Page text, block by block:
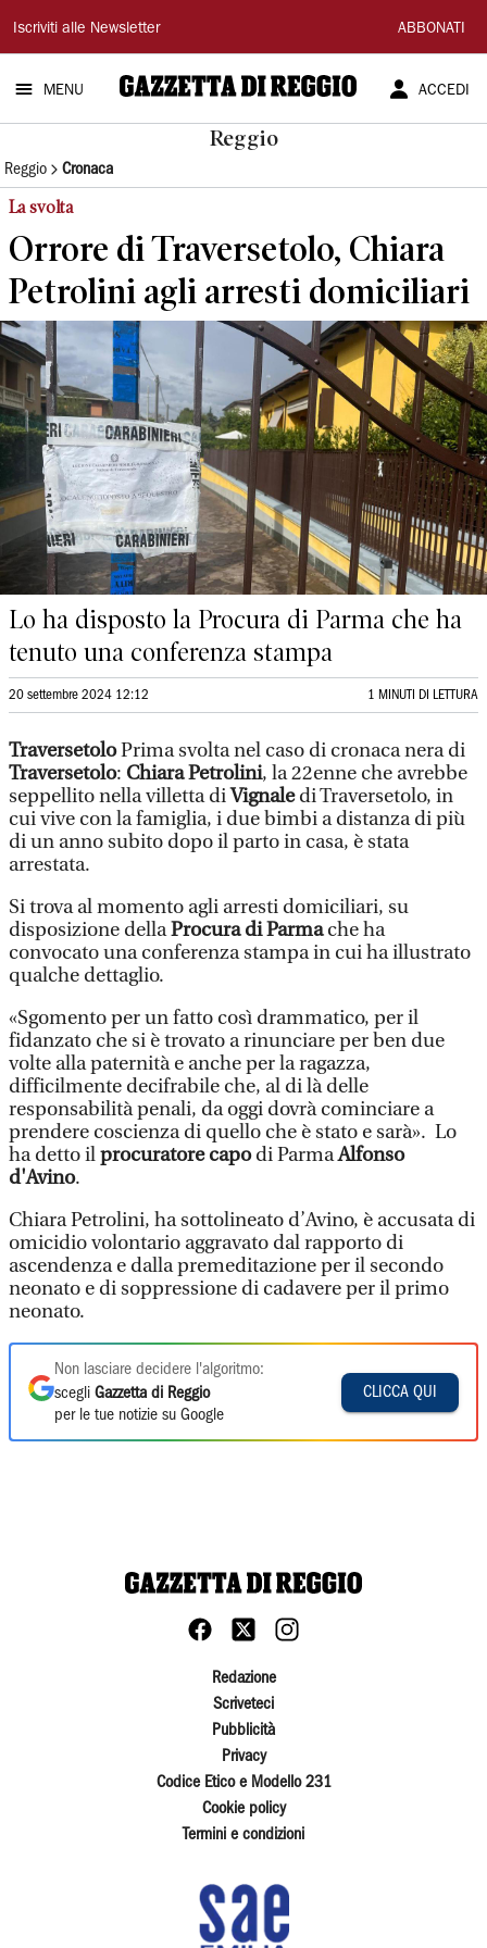
Gazzetta
di
Reggio
Iscriviti alle Newsletter ABBONATI
MENU ACCEDI
Reggio
Reggio Cronaca
La svolta
Orrore di Traversetolo, Chiara
Petrolini agli arresti domiciliari
Lo ha disposto la Procura di Parma che ha
tenuto una conferenza stampa
20 settembre 2024 12:12 1 MINUTI DI LETTURA
TraversetoloPrima svolta nel caso di cronaca nera di
Traversetolo: Chiara Petrolini, la 22enne che avrebbe
seppellito nella villetta diVignaledi Traversetolo, in
cui vive con la famiglia, i due bimbi a distanza di più
di un anno subito dopo il parto in casa, è stata
arrestata.
Si trova al momento agli arresti domiciliari, su
disposizione dellaProcura di Parmache ha
convocato una conferenza stampa in cui ha illustrato
qualche dettaglio.
«Sgomento per un fatto così drammatico, per il
fidanzato che si è trovato a rinunciare per ben due
volte alla paternità e anche per la ragazza,
difficilmente decifrabile che, al di là delle
responsabilità penali, da oggi dovrà cominciare a
prendere coscienza di quello che è stato e sarà». Lo
ha detto ilprocuratore capodi ParmaAlfonso
d'Avino.
Chiara Petrolini, ha sottolineato d’Avino, è accusata di
omicidio volontario aggravato dal rapporto di
ascendenza e dalla premeditazione per il secondo
neonato e di soppressione di cadavere per il primo
neonato.
Non lasciare decidere l'algoritmo:
scegli Gazzetta di Reggio
per le tue notizie su Google
CLICCA QUI
Redazione
Scriveteci
Pubblicità
Privacy
Codice Etico e Modello 231
Cookie policy
Termini e condizioni